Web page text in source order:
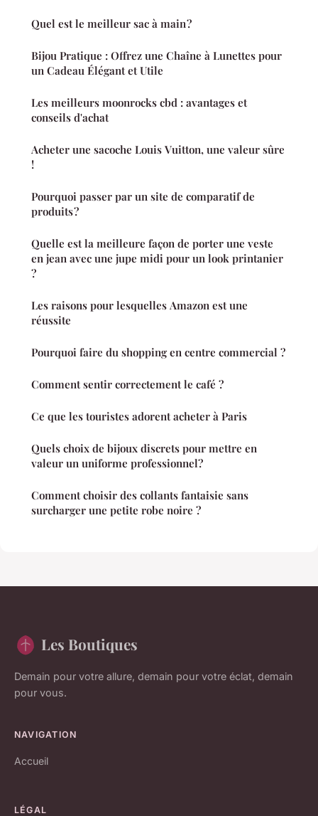
Quel est le meilleur sac à main ?
Bijou Pratique : Offrez une Chaîne à Lunettes pour
un Cadeau Élégant et Utile
Les meilleurs moonrocks cbd : avantages et
conseils d'achat
Acheter une sacoche Louis Vuitton, une valeur sûre
!
Pourquoi passer par un site de comparatif de
produits ?
Quelle est la meilleure façon de porter une veste
en jean avec une jupe midi pour un look printanier
?
Les raisons pour lesquelles Amazon est une
réussite
Pourquoi faire du shopping en centre commercial ?
Comment sentir correctement le café ?
Ce que les touristes adorent acheter à Paris
Quels choix de bijoux discrets pour mettre en
valeur un uniforme professionnel?
Comment choisir des collants fantaisie sans
surcharger une petite robe noire ?
Les Boutiques
Demain pour votre allure, demain pour votre éclat, demain
pour vous.
NAVIGATION
Accueil
LÉGAL